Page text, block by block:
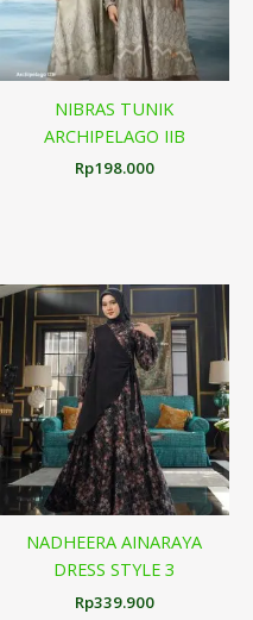
NIBRAS TUNIK
ARCHIPELAGO IIB
Rp198.000
NADHEERA AINARAYA
DRESS STYLE 3
Rp339.900